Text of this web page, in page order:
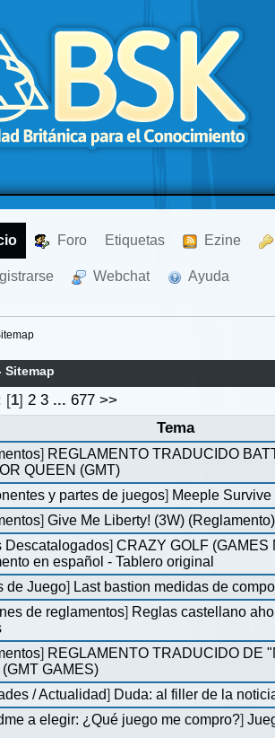
Foro Etiquetas Ezine
Webchat Ayuda
Sitemap
[1]2 3 ...677 >>
Tema
] REGLAMENTO TRADUCIDO
QUEEN (GMT)
y partes de juegos] Meeple
]Give Me Liberty! (3W) (Reglamento)
Descatalogados]CRAZY GOLF (GAMES
en español - Tablero original
de Juego] Last bastion medidas de
de reglamentos] Reglas castellano
] REGLAMENTO TRADUCIDO DE
GAMES)
/ Actualidad] Duda: al filler de la
a elegir: ¿Qué juego me compro?]